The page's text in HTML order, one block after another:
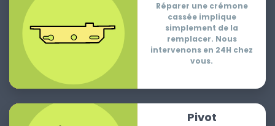
Réparer une crémone
cassée implique
simplement de la
remplacer. Nous
intervenons en 24H chez
vous.
Pivot